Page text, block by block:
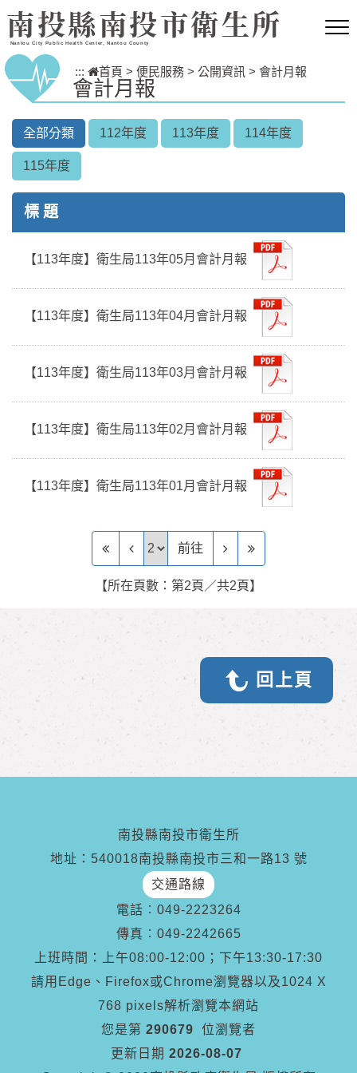
跳到主要內容區塊
南投縣南投市衛生所
Nantou City Public Health Center, Nantou County
::: 首頁 > 便民服務 > 公開資訊 > 會計月報
會計月報
全部分類 112年度 113年度 114年度
115年度
標 題
【113年度】衛生局113年05月會計月報
【113年度】衛生局113年04月會計月報
【113年度】衛生局113年03月會計月報
【113年度】衛生局113年02月會計月報
【113年度】衛生局113年01月會計月報
前往頁前往
【所在頁數：第2頁／共2頁】
回上頁
南投縣南投市衛生所
地址：540018南投縣南投市三和一路13 號
交通路線
電話︰ 049-2223264
傳真︰ 049-2242665
上班時間：上午08:00-12:00；下午13:30-17:30
請用Edge、Firefox或Chrome瀏覽器以及1024 X
768 pixels解析瀏覽本網站
您是第 290679
位瀏覽者
更新日期 2026-08-07